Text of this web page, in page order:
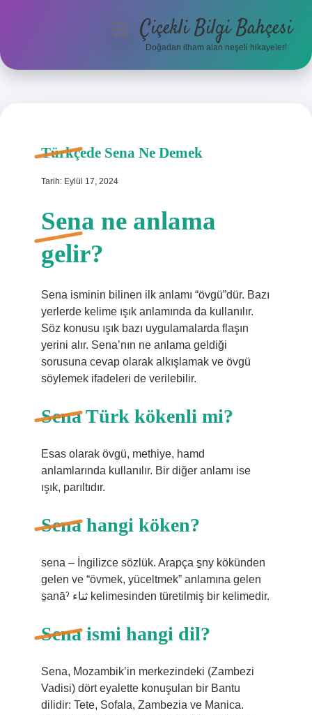
Anasayfa
menüyüÇiçekli Bilgi Bahçesi
Doğadan ilham alan neşeli hikayeler!
Türkçede Sena Ne Demek
Tarih: Eylül 17, 2024
Sena ne anlama
gelir?
Sena isminin bilinen ilk anlamı “övgü”dür. Bazı
yerlerde kelime ışık anlamında da kullanılır.
Söz konusu ışık bazı uygulamalarda flaşın
yerini alır. Sena’nın ne anlama geldiği
sorusuna cevap olarak alkışlamak ve övgü
söylemek ifadeleri de verilebilir.
Sena Türk kökenli mi?
Esas olarak övgü, methiye, hamd
anlamlarında kullanılır. Bir diğer anlamı ise
ışık, parıltıdır.
Sena hangi köken?
sena – İngilizce sözlük. Arapça s̠ny kökünden
gelen ve “övmek, yüceltmek” anlamına gelen
s̠anāˀ ثناء kelimesinden türetilmiş bir kelimedir.
Sena ismi hangi dil?
Sena, Mozambik’in merkezindeki (Zambezi
Vadisi) dört eyalette konuşulan bir Bantu
dilidir: Tete, Sofala, Zambezia ve Manica.